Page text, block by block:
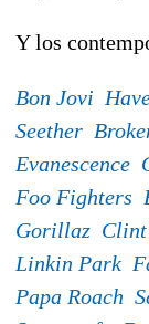
Y los
Bon Jovi 
Seether 
Evanescence
Foo Fighters 
Gorillaz 
Linkin Park 
Papa Roach 